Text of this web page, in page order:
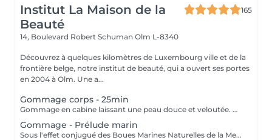
Institut La Maison de la
Beauté
165
14, Boulevard Robert Schuman Olm L-8340
Découvrez à quelques kilomètres de Luxembourg ville et de la
frontière belge, notre institut de beauté, qui a ouvert ses portes
en 2004 à Olm. Une a...
Gommage corps - 25min
Gommage en cabine laissant une peau douce et veloutée. Offrez vous une parenthèse douceur avec le gommage de votre choix.
Gommage - Prélude marin
Sous l'effet conjugué des Boues Marines Naturelles de la Mer Morte et des Sels Marins, ce gommage original et haut de gamme offre une exfoliation détoxifiante, doublée d'un véritable effet de relaxation intense. La peau est douce, vivifiée, les rugosités éliminées, le corps est détendu